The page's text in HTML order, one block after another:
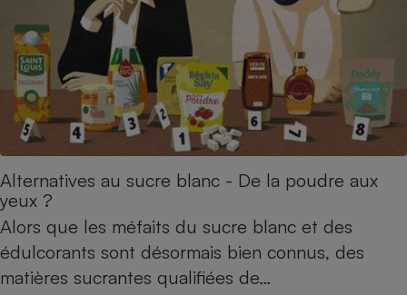
Alternatives au sucre blanc - De la poudre aux
yeux ?
Alors que les méfaits du sucre blanc et des
édulcorants sont désormais bien connus, des
matières sucrantes qualifiées de…